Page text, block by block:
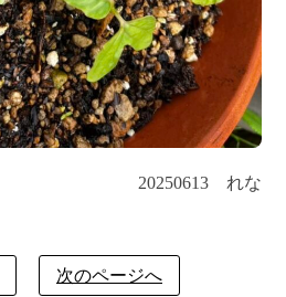
20250613 れな
次のページへ